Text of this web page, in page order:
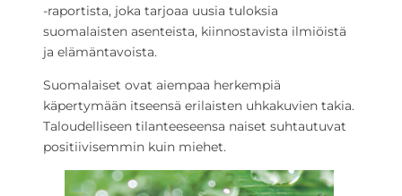
-raportista, joka tarjoaa uusia tuloksia
suomalaisten asenteista, kiinnostavista ilmiöistä
ja elämäntavoista.
Suomalaiset ovat aiempaa herkempiä
käpertymään itseensä erilaisten uhkakuvien takia.
Taloudelliseen tilanteeseensa naiset suhtautuvat
positiivisemmin kuin miehet.